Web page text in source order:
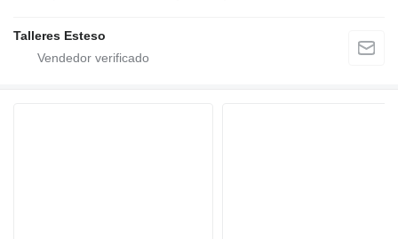
Talleres Esteso